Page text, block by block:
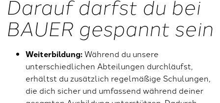
Darauf darfst du bei
BAUER gespannt sein
Weiterbildung:Während du unsere
unterschiedlichen Abteilungen durchläufst,
erhältst du zusätzlich regelmäßige Schulungen,
die dich sicher und umfassend während deiner